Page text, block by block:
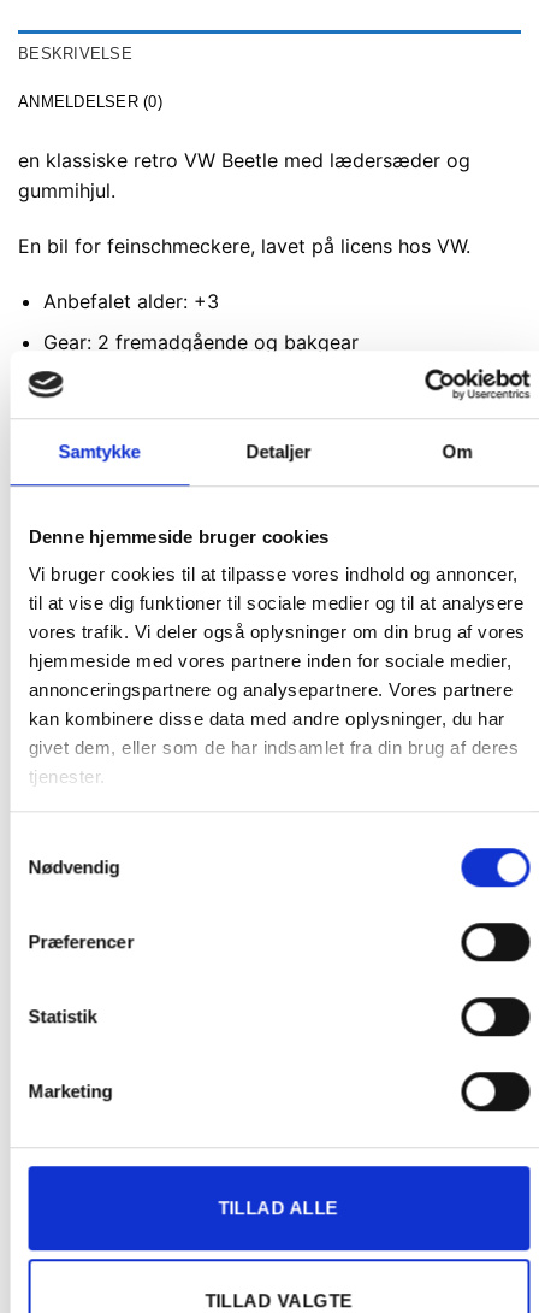
Samtykke Detaljer Om
Denne hjemmeside bruger cookies
Vi bruger cookies til at tilpasse vores indhold og annoncer,
til at vise dig funktioner til sociale medier og til at analysere
vores trafik. Vi deler også oplysninger om din brug af vores
hjemmeside med vores partnere inden for sociale medier,
annonceringspartnere og analysepartnere. Vores partnere
kan kombinere disse data med andre oplysninger, du har
givet dem, eller som de har indsamlet fra din brug af deres
tjenester.
Nødvendig
Præferencer
Statistik
Marketing
TILLAD ALLE
TILLAD VALGTE
BESKRIVELSE
ANMELDELSER (0)
en klassiske retro VW Beetle med lædersæder og
gummihjul.
En bil for feinschmeckere, lavet på licens hos VW.
Anbefalet alder: +3
Gear: 2 fremadgående og bakgear
Hastighed: 3-5 km i timen
Batteri: 12V7A
Motor: 2 x 12V
Volumenknap
Batteri indikator
Fjernbetjening 2.4GHz
Læder sæde
Gummihjul
Sidespejle
Størrelse: 108,5 x 63 x 51,5 cm
Tilføj til
ønskeliste
Tilføj til
ønskeliste